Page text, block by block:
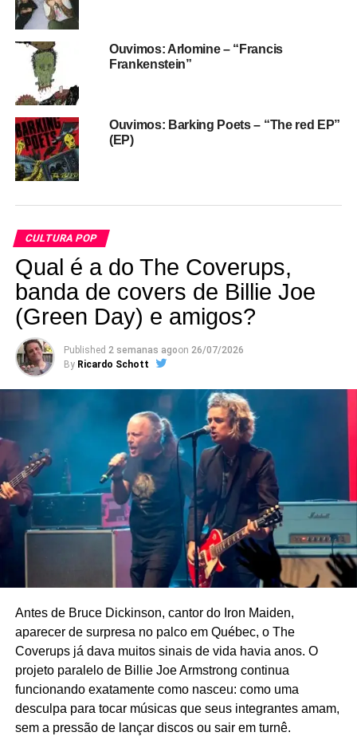
Nirvana ao inferno”.
“Tem onde ver umas cenas dessa novela?”. Tem, claro.
Olha a abertura aí.
Ouvimos: Arlomine – “Francis
Frankenstein”
Ouvimos: Barking Poets – “The red EP”
(EP)
CULTURA POP
Qual é a do The Coverups,
banda de covers de Billie Joe
(Green Day) e amigos?
Published 2 semanas agoon 26/07/2026
By Ricardo Schott
Antes de Bruce Dickinson, cantor do Iron Maiden,
aparecer de surpresa no palco em Québec, o The
Coverups já dava muitos sinais de vida havia anos. O
projeto paralelo de Billie Joe Armstrong continua
funcionando exatamente como nasceu: como uma
desculpa para tocar músicas que seus integrantes amam,
sem a pressão de lançar discos ou sair em turnê.